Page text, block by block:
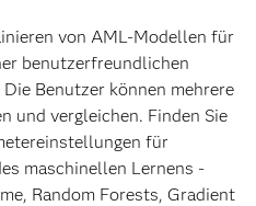
von AML-Modellen für
benutzerfreundlichen
Benutzer können mehrere
und vergleichen. Finden Sie
für
maschinellen Lernens -
Random Forests, Gradient